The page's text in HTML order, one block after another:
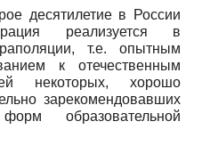
десятилетие в России
реализуется в
т.е. опытным
к отечественным
некоторых, хорошо
зарекомендовавших
образовательной